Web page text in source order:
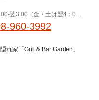
翌3:00（金・土は翌4：00
ッピーアワー17:00-19:00
960-3992
れ家「Grill & Bar Garden」